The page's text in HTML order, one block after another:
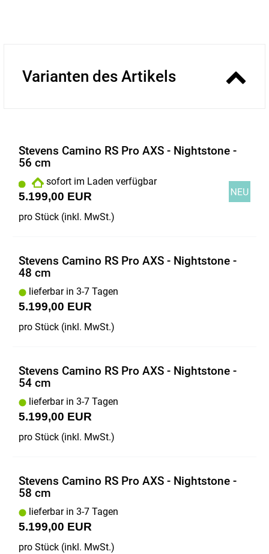
Varianten des Artikels
Stevens Camino RS Pro AXS - Nightstone -
56 cm
sofort im Laden verfügbar
5.199,00 EUR
pro Stück (inkl. MwSt.)
Stevens Camino RS Pro AXS - Nightstone -
48 cm
lieferbar in 3-7 Tagen
5.199,00 EUR
pro Stück (inkl. MwSt.)
Stevens Camino RS Pro AXS - Nightstone -
54 cm
lieferbar in 3-7 Tagen
5.199,00 EUR
pro Stück (inkl. MwSt.)
Stevens Camino RS Pro AXS - Nightstone -
58 cm
lieferbar in 3-7 Tagen
5.199,00 EUR
pro Stück (inkl. MwSt.)